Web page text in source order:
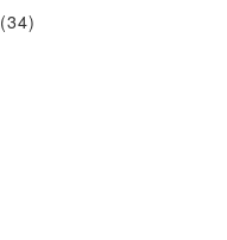
(34)